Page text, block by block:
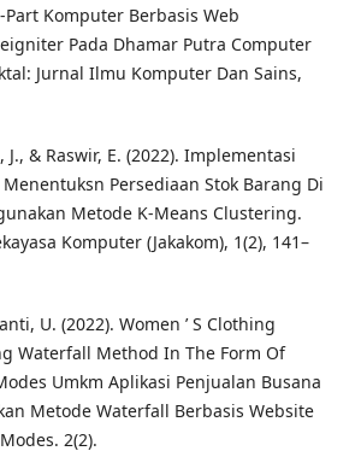
Part Komputer Berbasis Web
Pada Dhamar Putra Computer
Jurnal Ilmu Komputer Dan Sains,
& Raswir, E. (2022). Implementasi
Persediaan Stok Barang Di
Metode K-Means Clustering.
Komputer (Jakakom), 1(2), 141–
U. (2022). Women ’ S Clothing
Waterfall Method In The Form Of
Umkm Aplikasi Penjualan Busana
Metode Waterfall Berbasis Website
2(2).